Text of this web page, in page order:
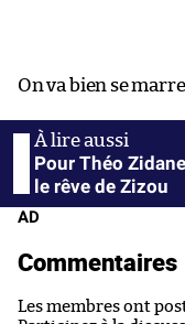
On va bien se
Pour Théo
le rêve de Zizou
AD
Commentaires
Les membres ont